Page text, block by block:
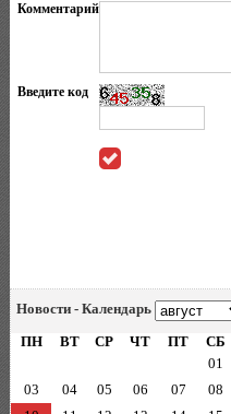
Комментарий
Введите код
Новости - Календарь
ПН
ВТ СР ЧТ ПТ СБ
01
03
04 05 06 07 08